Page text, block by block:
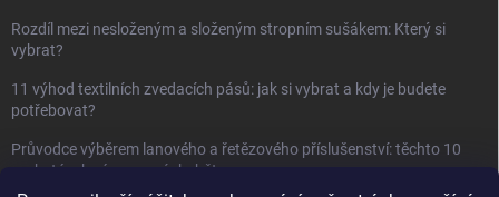
Rozdíl mezi nesloženým a složeným stropním sušákem: Který si
vybrat?
11 výhod textilních zvedacích pásů: jak si vybrat a kdy je budete
potřebovat?
Průvodce výběrem lanového a řetězového příslušenství: těchto 10
vychytávek vám nesmí chybět